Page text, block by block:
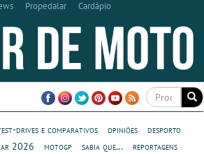
Propedalar Cardápio
drives e comparativos opiniões
desporto
2026 motogp sabia que...
reportagens